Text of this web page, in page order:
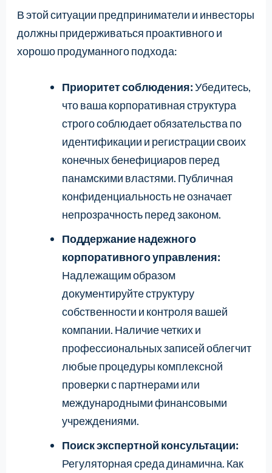
В этой ситуации предприниматели и инвесторы
должны придерживаться проактивного и
хорошо продуманного подхода:
Приоритет соблюдения:Убедитесь,
что ваша корпоративная структура
строго соблюдает обязательства по
идентификации и регистрации своих
конечных бенефициаров перед
панамскими властями. Публичная
конфиденциальность не означает
непрозрачность перед законом.
Поддержание надежного
корпоративного управления:
Надлежащим образом
документируйте структуру
собственности и контроля вашей
компании. Наличие четких и
профессиональных записей облегчит
любые процедуры комплексной
проверки с партнерами или
международными финансовыми
учреждениями.
Поиск экспертной консультации:
Регуляторная среда динамична. Как